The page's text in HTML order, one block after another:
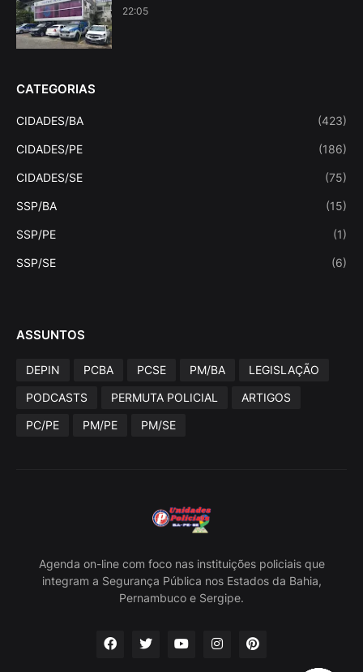
22:05
CATEGORIAS
CIDADES/BA (423)
CIDADES/PE (186)
CIDADES/SE (75)
SSP/BA (15)
SSP/PE (1)
SSP/SE (6)
ASSUNTOS
DEPIN PCBA PCSE PM/BA
LEGISLAÇÃO
PODCASTS
PERMUTA POLICIAL
ARTIGOS
PC/PE
PM/PE PM/SE
Agenda on-line com foco nas instituições policiais que
integram a Segurança Pública nos Estados da Bahia,
Pernambuco e Sergipe.